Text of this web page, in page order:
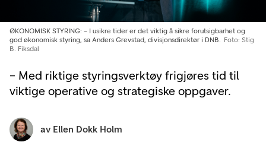
– Med riktige styringsverktøy frigjøres tid til
viktige operative og strategiske oppgaver.
ØKONOMISK STYRING: – I usikre tider er det viktig å sikre forutsigbarhet og
god økonomisk styring, sa Anders Grevstad, divisjonsdirektør i DNB.
Foto: Stig
B. Fiksdal
av Ellen Dokk Holm